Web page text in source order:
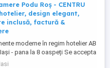
Podu Roș - CENTRU
design elegant,
inclusă, factură &
moderne în regim hotelier AB
- pana la 8 oaspeți Se accepta
de vacanță - se oferă